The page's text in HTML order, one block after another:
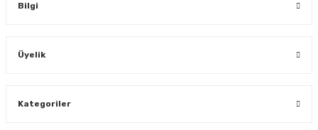
Bilgi
Üyelik
Kategoriler